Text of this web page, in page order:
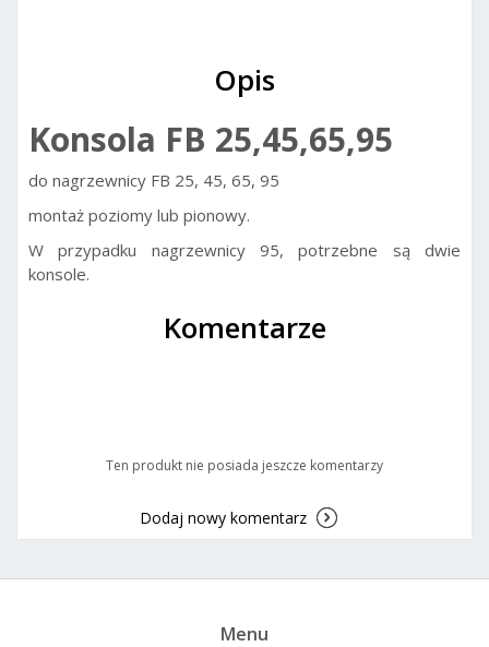
Opis
Konsola FB 25,45,65,95
do nagrzewnicy FB 25, 45, 65, 95
montaż poziomy lub pionowy.
W przypadku nagrzewnicy 95, potrzebne są dwie
konsole.
Komentarze
Ten produkt nie posiada jeszcze komentarzy
Dodaj nowy komentarz
Menu